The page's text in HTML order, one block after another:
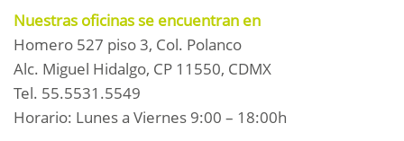
Nuestras oficinas se encuentran en
Homero 527 piso 3, Col. Polanco
Alc. Miguel Hidalgo, CP 11550, CDMX
Tel. 55.5531.5549
Horario: Lunes a Viernes 9:00 – 18:00h